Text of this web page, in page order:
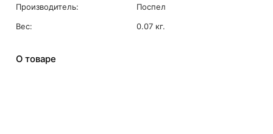
Производитель:
Поспел
Вес:
0.07 кг.
О товаре